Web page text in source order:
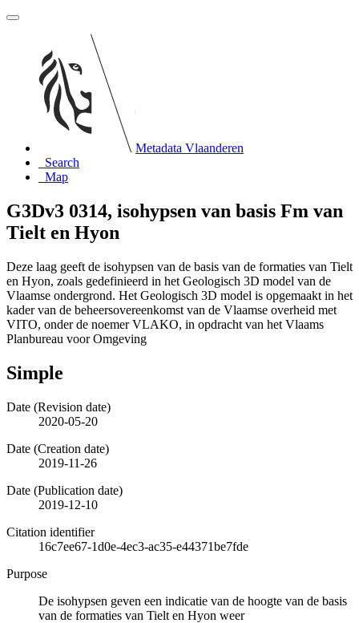
Metadata Vlaanderen
Search
Map
G3Dv3 0314, isohypsen van basis Fm van
Tielt en Hyon
Deze laag geeft de isohypsen van de basis van de formaties van Tielt
en Hyon, zoals gedefinieerd in het Geologisch 3D model van de
Vlaamse ondergrond. Het Geologisch 3D model is opgemaakt in het
kader van de beheersovereenkomst van de Vlaamse overheid met
VITO, onder de noemer VLAKO, in opdracht van het Vlaams
Planbureau voor Omgeving
Simple
Date (Revision date)
2020-05-20
Date (Creation date)
2019-11-26
Date (Publication date)
2019-12-10
Citation identifier
16c7ee67-1d0e-4ec3-ac35-e44371be7fde
Purpose
De isohypsen geven een indicatie van de hoogte van de basis
van de formaties van Tielt en Hyon weer